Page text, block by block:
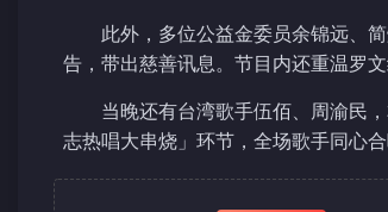
此外，多位公益金委员余锦远、
告，带出慈善讯息。节目内还重温罗
当晚还有台湾歌手伍佰、周渝民
志热唱大串烧」环节，全场歌手同心